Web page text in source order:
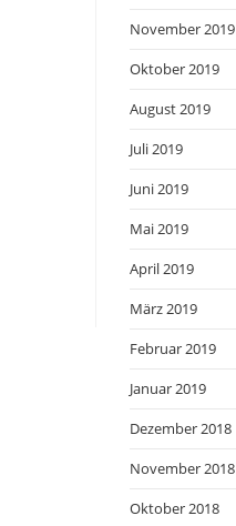
November 2019
Oktober 2019
August 2019
Juli 2019
Juni 2019
Mai 2019
April 2019
März 2019
Februar 2019
Januar 2019
Dezember 2018
November 2018
Oktober 2018